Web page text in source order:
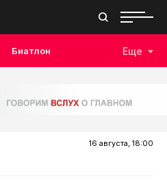
Биатлон Еще
16 августа, 18:00